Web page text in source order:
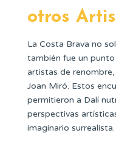
otros
La Costa Brava no
también fue un
artistas de
Joan Miró. Estos
permitieron a Dalí
perspectivas
imaginario surrealista.